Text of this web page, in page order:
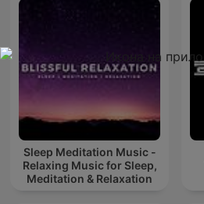
Sleep Meditation Music -
Relaxing Music for Sleep,
Meditation & Relaxation